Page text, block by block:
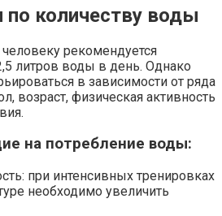
количеству воды
рекомендуется
литров воды в день. Однако
в зависимости от ряда
возраст, физическая активность
на потребление воды:
при интенсивных тренировках
необходимо увеличить